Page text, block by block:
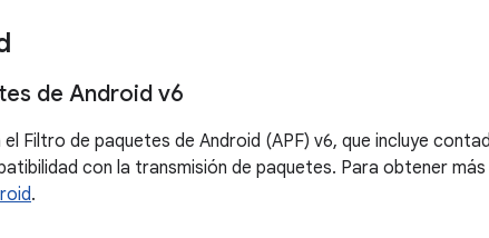
de Android v6
Filtro de paquetes de Android (APF) v6, que incluye
con la transmisión de paquetes. Para obtener
.